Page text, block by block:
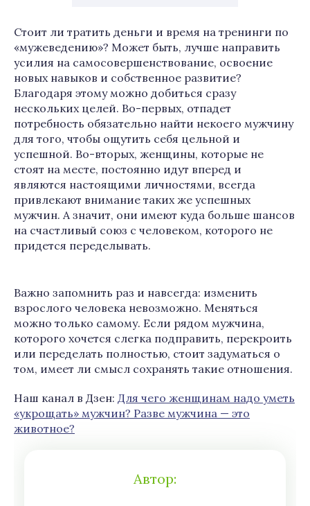
Стоит ли тратить деньги и время на тренинги по
«мужеведению»? Может быть, лучше направить
усилия на самосовершенствование, освоение
новых навыков и собственное развитие?
Благодаря этому можно добиться сразу
нескольких целей. Во-первых, отпадет
потребность обязательно найти некоего мужчину
для того, чтобы ощутить себя цельной и
успешной. Во-вторых, женщины, которые не
стоят на месте, постоянно идут вперед и
являются настоящими личностями, всегда
привлекают внимание таких же успешных
мужчин. А значит, они имеют куда больше шансов
на счастливый союз с человеком, которого не
придется переделывать.
Важно запомнить раз и навсегда: изменить
взрослого человека невозможно. Меняться
можно только самому. Если рядом мужчина,
которого хочется слегка подправить, перекроить
или переделать полностью, стоит задуматься о
том, имеет ли смысл сохранять такие отношения.
Наш канал в Дзен: Для чего женщинам надо уметь
«укрощать» мужчин? Разве мужчина — это
животное?
Автор: